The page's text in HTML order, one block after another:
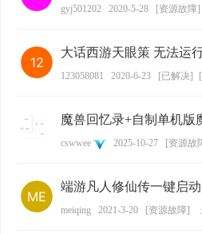
gyj501202 2020-5-28 [资源故障]
大话西游天眼策 无法运
123058081 2020-6-23 [已解决] [
魔兽回忆录+自制单机版
cswwee 2025-10-27 [资源故
端游凡人修仙传一键启动
meiqing 2021-3-20 [资源故障]